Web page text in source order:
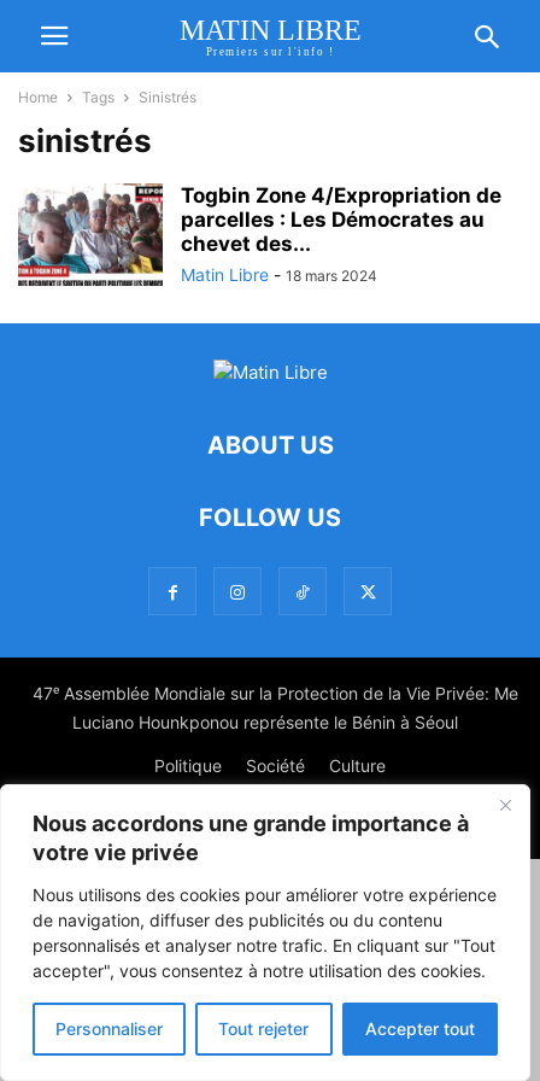
Nous accordons une grande importance à
votre vie privée
Nous utilisons des cookies pour améliorer votre expérience
de navigation, diffuser des publicités ou du contenu
personnalisés et analyser notre trafic. En cliquant sur "Tout
accepter", vous consentez à notre utilisation des cookies.
Personnaliser Tout rejeter Accepter tout
MATIN LIBRE
Premiers sur l'info !
Home Tags Sinistrés
sinistrés
Togbin Zone 4/Expropriation de
parcelles : Les Démocrates au
chevet des...
Matin Libre - 18 mars 2024
ABOUT US
FOLLOW US
47ᵉ Assemblée Mondiale sur la Protection de la Vie Privée: Me
Luciano Hounkponou représente le Bénin à Séoul
Politique Société Culture
© Powered by digitXplus Francophone